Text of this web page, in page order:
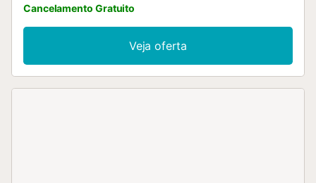
com área de estar exterior e vista para a piscina e para as
montanhas. No rés-do-chão, dispõe de uma ampla sala de
estar, sala de jantar e cozinha em open space com portas
de pátio em dois lados que dão acesso ao terraço e à área
da piscina. Uma das grandes vantagens desta villa é o
Cancelamento Gratuito
Veja oferta